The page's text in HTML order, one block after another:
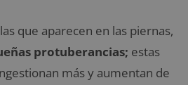
que aparecen en las piernas,
protuberancias; estas
más y aumentan de